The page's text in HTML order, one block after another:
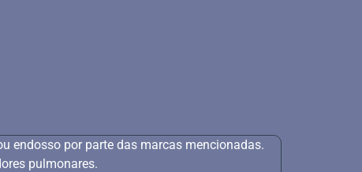
endosso por parte das marcas mencionadas.
pulmonares.